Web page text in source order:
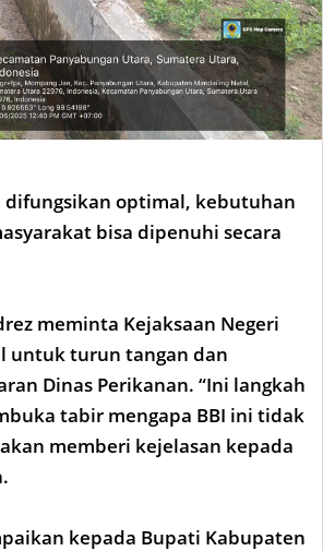
difungsikan optimal, kebutuhan
bisa dipenuhi secara
meminta Kejaksaan Negeri
untuk turun tangan dan
Dinas Perikanan. “Ini langkah
tabir mengapa BBI ini tidak
memberi kejelasan kepada
kepada Bupati Kabupaten